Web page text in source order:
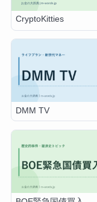
CryptoKitties
DMM TV